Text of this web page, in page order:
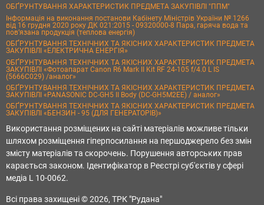
ОБҐРУНТУВАННЯ ХАРАКТЕРИСТИК ПРЕДМЕТА ЗАКУПІВЛІ "ППМ"
Інформація на виконання постанови Кабінету Міністрів України № 1266
від 16 грудня 2020 року ДК 021:2015 - 09320000-8 Пара, гаряча вода та
пов’язана продукція (теплова енергія)
ОБҐРУНТУВАННЯ ТЕХНІЧНИХ ТА ЯКІСНИХ ХАРАКТЕРИСТИК ПРЕДМЕТА
ЗАКУПІВЛІ «ЕЛЕКТРИЧНА ЕНЕРГІЯ»
ОБҐРУНТУВАННЯ ТЕХНІЧНИХ ТА ЯКІСНИХ ХАРАКТЕРИСТИК ПРЕДМЕТА
ЗАКУПІВЛІ «Фотоапарат Canon R6 Mark II Kit RF 24-105 f/4.0 L IS
(5666C029) /аналог»
ОБҐРУНТУВАННЯ ТЕХНІЧНИХ ТА ЯКІСНИХ ХАРАКТЕРИСТИК ПРЕДМЕТА
ЗАКУПІВЛІ «PANASONIC DC-GH5 II Body (DC-GH5M2EE) / аналог»
ОБҐРУНТУВАННЯ ТЕХНІЧНИХ ТА ЯКІСНИХ ХАРАКТЕРИСТИК ПРЕДМЕТА
ЗАКУПІВЛІ «БЕНЗИН - 95 (ДЛЯ ГЕНЕРАТОРІВ)»
Використання розміщених на сайті матеріалів можливе тільки
шляхом розміщення гіперпосилання на першоджерело без змін
змісту матеріалів та скорочень. Порушення авторських прав
карається законом. Ідентифікатор в Реєстрі суб'єктів у сфері
медіа L 10-0062.
Всі права захищені © 2026, ТРК "Рудана"